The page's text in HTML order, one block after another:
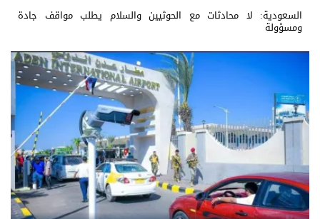
السعودية: لا محادثات مع الحوثيين والسلام يطلب مواقف جادة
ومسؤولة